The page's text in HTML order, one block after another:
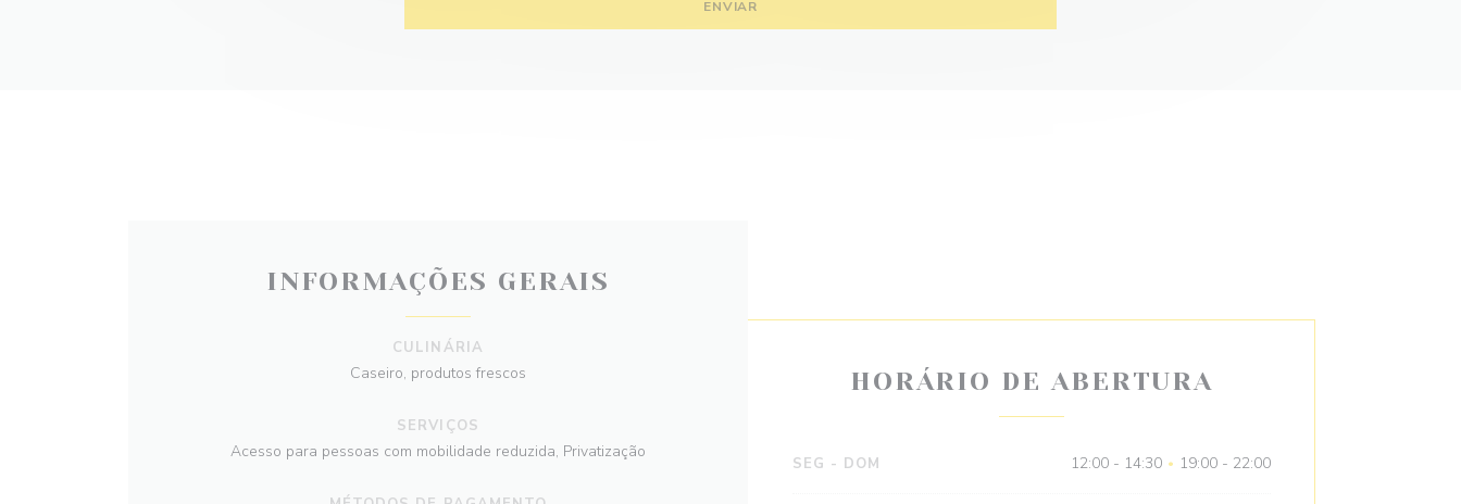
INFORMAÇÕES GERAIS
CULINÁRIA
Caseiro, produtos frescos
SERVIÇOS
Acesso para pessoas com mobilidade reduzida, Privatização
HORÁRIO DE ABERTURA
SEG - DOM 12:00 - 14:30 • 19:00 - 22:00